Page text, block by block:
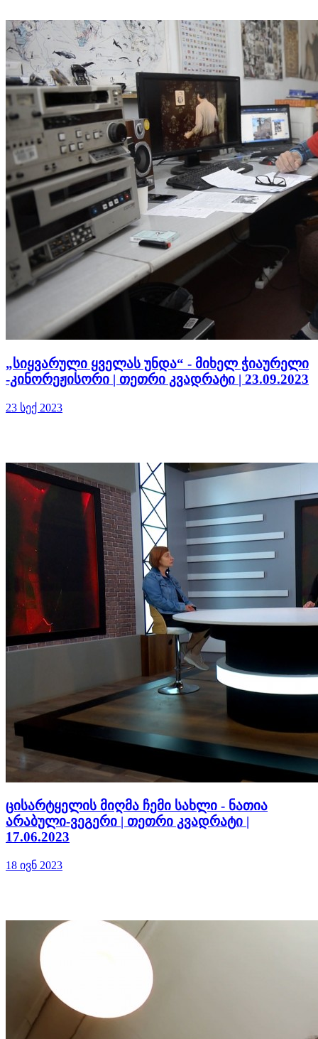
„სიყვარული ყველას უნდა“ - მიხელ ჭიაურელი
-კინორეჟისორი | თეთრი კვადრატი | 23.09.2023
23 სექ 2023
ცისარტყელის მიღმა ჩემი სახლი - ნათია
არაბული-ვეგერი | თეთრი კვადრატი |
17.06.2023
18 ივნ 2023